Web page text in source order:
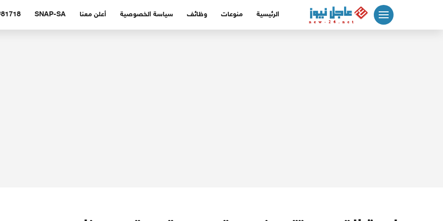
الرئيسية منوعات وظائف سياسة الخصوصية أعلن معنا SNAP-SA #81718 (بدون